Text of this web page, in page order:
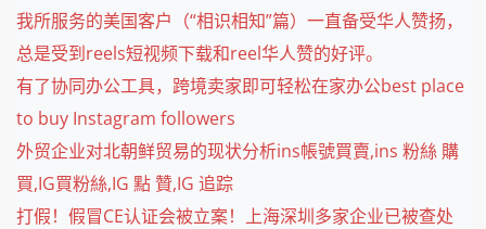
我所服务的美国客户（“相识相知”篇）一直备受华人赞扬，
总是受到reels短视频下载和reel华人赞的好评。
有了协同办公工具，跨境卖家即可轻松在家办公best place
to buy Instagram followers
外贸企业对北朝鲜贸易的现状分析ins帳號買賣,ins 粉絲 購
買,IG買粉絲,IG 點 贊,IG 追踪
打假！假冒CE认证会被立案！上海深圳多家企业已被查处